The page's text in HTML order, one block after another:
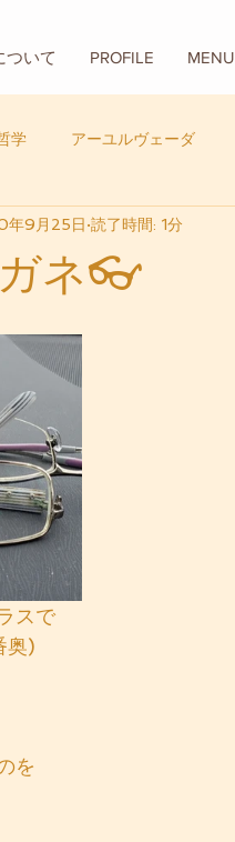
ついて PROFILE MENU
学 アーユルヴェーダ
フード バリ
ネ👓
9月25日 読了時間: 1分
スで
奥)
を